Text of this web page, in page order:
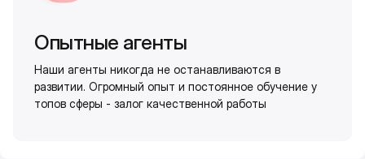
Опытные агенты
Наши агенты никогда не останавливаются в
развитии. Огромный опыт и постоянное обучение у
топов сферы - залог качественной работы